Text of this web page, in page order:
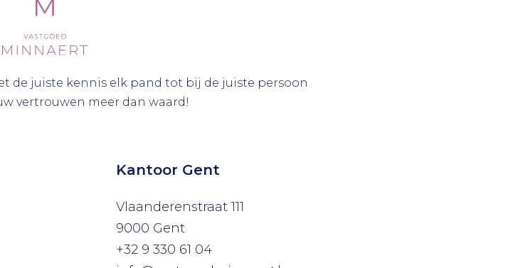
de juiste kennis elk pand tot bij de juiste persoon
vertrouwen meer dan waard!
Kantoor Gent
Vlaanderenstraat 111
9000 Gent
+32 9 330 61 04